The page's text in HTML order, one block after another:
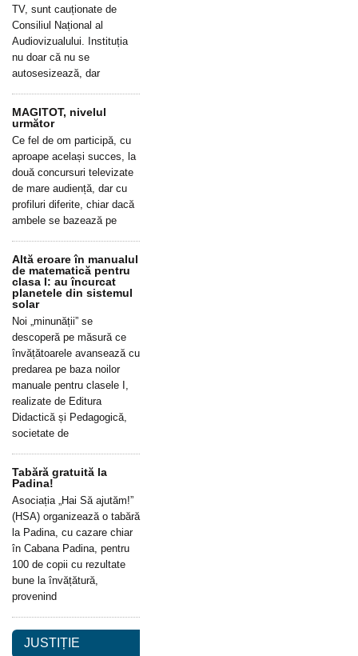
TV, sunt cauționate de
Consiliul Național al
Audiovizualului. Instituția
nu doar că nu se
autosesizează, dar
MAGITOT, nivelul
următor
Ce fel de om participă, cu
aproape același succes, la
două concursuri televizate
de mare audiență, dar cu
profiluri diferite, chiar dacă
ambele se bazează pe
Altă eroare în manualul
de matematică pentru
clasa I: au încurcat
planetele din sistemul
solar
Noi „minunății” se
descoperă pe măsură ce
învățătoarele avansează cu
predarea pe baza noilor
manuale pentru clasele I,
realizate de Editura
Didactică și Pedagogică,
societate de
Tabără gratuită la
Padina!
Asociația „Hai Să ajutăm!”
(HSA) organizează o tabără
la Padina, cu cazare chiar
în Cabana Padina, pentru
100 de copii cu rezultate
bune la învățătură,
provenind
JUSTIȚIE